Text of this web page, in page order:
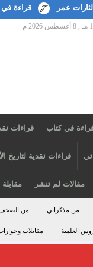
قراءة في كتاب
8 أغسطس 2026 م
في كتاب قراءات
قراءات نقدية لتاريخ
مقالات لم تنشر
من مذكراتي من
العلمية مقابلات